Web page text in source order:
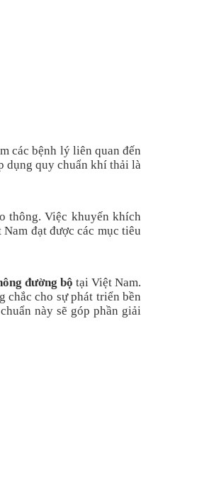
các bệnh lý liên quan đến
dụng quy chuẩn khí thải là
thông. Việc khuyến khích
đạt được các mục tiêu
đường bộ tại Việt Nam.
chắc cho sự phát triển bền
này sẽ góp phần giải